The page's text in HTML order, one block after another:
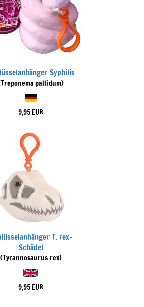
Syphilis
pallidum)
9,95 EUR
T. rex-
Schädel
(Tyrannosaurus rex)
9,95 EUR